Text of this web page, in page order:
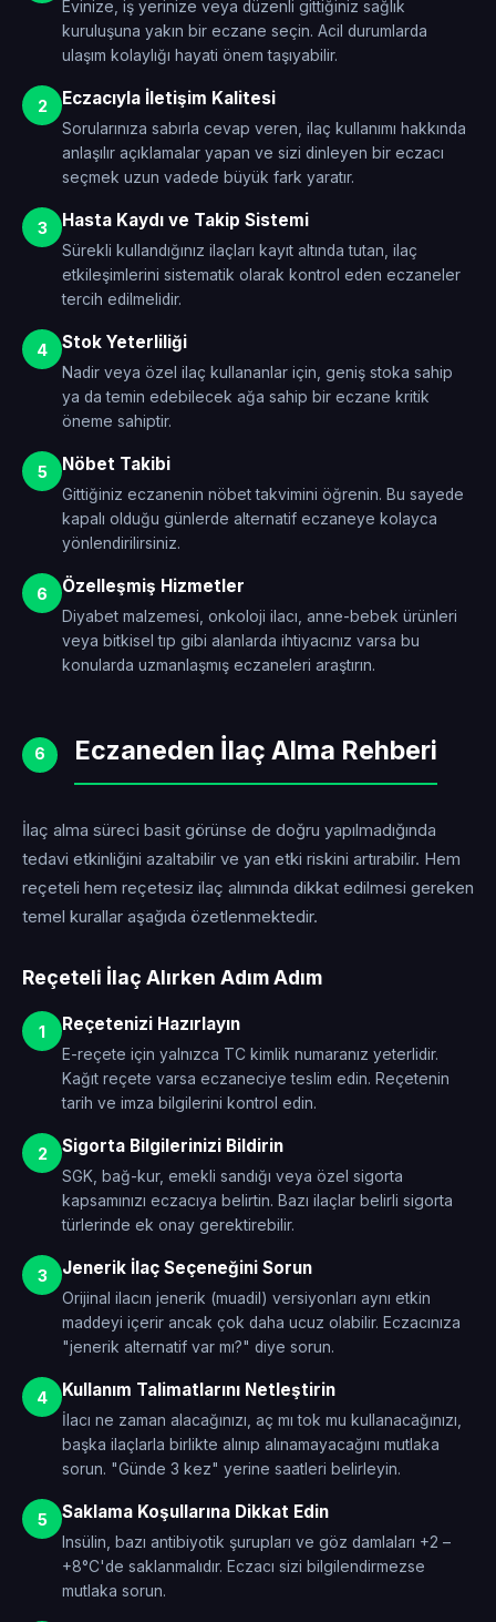
Evinize, iş yerinize veya düzenli gittiğiniz sağlık
kuruluşuna yakın bir eczane seçin. Acil durumlarda
ulaşım kolaylığı hayati önem taşıyabilir.
2 Eczacıyla İletişim Kalitesi
Sorularınıza sabırla cevap veren, ilaç kullanımı hakkında
anlaşılır açıklamalar yapan ve sizi dinleyen bir eczacı
seçmek uzun vadede büyük fark yaratır.
3 Hasta Kaydı ve Takip Sistemi
Sürekli kullandığınız ilaçları kayıt altında tutan, ilaç
etkileşimlerini sistematik olarak kontrol eden eczaneler
tercih edilmelidir.
4 Stok Yeterliliği
Nadir veya özel ilaç kullananlar için, geniş stoka sahip
ya da temin edebilecek ağa sahip bir eczane kritik
öneme sahiptir.
5 Nöbet Takibi
Gittiğiniz eczanenin nöbet takvimini öğrenin. Bu sayede
kapalı olduğu günlerde alternatif eczaneye kolayca
yönlendirilirsiniz.
6 Özelleşmiş Hizmetler
Diyabet malzemesi, onkoloji ilacı, anne-bebek ürünleri
veya bitkisel tıp gibi alanlarda ihtiyacınız varsa bu
konularda uzmanlaşmış eczaneleri araştırın.
6 Eczaneden İlaç Alma Rehberi
İlaç alma süreci basit görünse de doğru yapılmadığında
tedavi etkinliğini azaltabilir ve yan etki riskini artırabilir. Hem
reçeteli hem reçetesiz ilaç alımında dikkat edilmesi gereken
temel kurallar aşağıda özetlenmektedir.
Reçeteli İlaç Alırken Adım Adım
1 Reçetenizi Hazırlayın
E-reçete için yalnızca TC kimlik numaranız yeterlidir.
Kağıt reçete varsa eczaneciye teslim edin. Reçetenin
tarih ve imza bilgilerini kontrol edin.
2 Sigorta Bilgilerinizi Bildirin
SGK, bağ-kur, emekli sandığı veya özel sigorta
kapsamınızı eczacıya belirtin. Bazı ilaçlar belirli sigorta
türlerinde ek onay gerektirebilir.
3 Jenerik İlaç Seçeneğini Sorun
Orijinal ilacın jenerik (muadil) versiyonları aynı etkin
maddeyi içerir ancak çok daha ucuz olabilir. Eczacınıza
"jenerik alternatif var mı?" diye sorun.
4 Kullanım Talimatlarını Netleştirin
İlacı ne zaman alacağınızı, aç mı tok mu kullanacağınızı,
başka ilaçlarla birlikte alınıp alınamayacağını mutlaka
sorun. "Günde 3 kez" yerine saatleri belirleyin.
5 Saklama Koşullarına Dikkat Edin
Insülin, bazı antibiyotik şurupları ve göz damlaları +2 –
+8°C'de saklanmalıdır. Eczacı sizi bilgilendirmezse
mutlaka sorun.